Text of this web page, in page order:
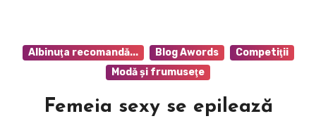
Albinuţa recomandă... Blog Awords
Competiţii
Modă şi frumuseţe
Femeia sexy se epilează